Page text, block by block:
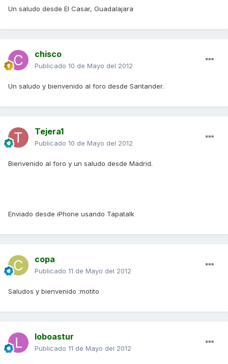
Un saludo desde El Casar, Guadalajara
chisco
Publicado 10 de Mayo del 2012
Un saludo y bienvenido al foro desde Santander.
Tejera1
Publicado 10 de Mayo del 2012
Bienvenido al foro y un saludo desde Madrid.
Enviado desde iPhone usando Tapatalk
copa
Publicado 11 de Mayo del 2012
Saludos y bienvenido :motito
loboastur
Publicado 11 de Mayo del 2012